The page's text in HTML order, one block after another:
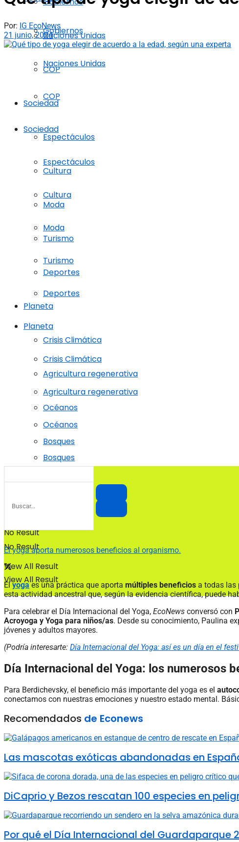
Naciones Unidas
COP
Sociedad
Espectáculos
Cultura
Moda
Turismo
Deportes
Planeta
Crisis Climática
Agricultura regenerativa
Océanos
Bosques
No Result
View All Result
Gobiernos
Naciones Unidas
COP
Sociedad
Espectáculos
Cultura
Moda
Turismo
Deportes
Planeta
Crisis Climática
Agricultura regenerativa
Océanos
Bosques
No Result
View All Result
Por: IG EcoNews
21 junio, 2024
El yoga aporta numerosos beneficios al organismo.
Elyogaes una práctica que aporta múltiples beneficios a todas las
esta actividad ancestral que, según la evidencia científica, puede
Para celebrar el Día Internacional del Yoga, EcoNews conversó con
Acroyoga y Yoga para niños/as. Desde su conocimiento, Paulina
jóvenes y adultos mayores.
(Podría interesarte: Día Internacional del Yoga: así es un día en el
Día Internacional del Yoga: los numerosos
Para Berdichevsky, el beneficio más importante del yoga es el
conectamos con nuestras emociones y nuestro estado mental.
Recomendados de Econews
Las mascotas exóticas abandonadas en
DiCaprio y Bezos rescatan 100 especies en
Por qué el Día Internacional del